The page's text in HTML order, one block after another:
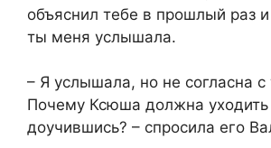
объяснил тебе в прошлый раз
ты меня услышала.
– Я услышала, но не согласна с
Почему Ксюша должна
доучившись? – спросила его